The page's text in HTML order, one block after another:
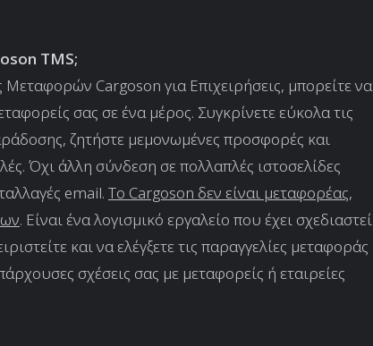
TMS;
Μεταφορών Cargoson για Επιχειρήσεις, μπορείτε να
σας σε ένα μέρος. Συγκρίνετε εύκολα τις
ζητήστε μεμονωμένες προσφορές και
Όχι άλλη σύνδεση σε πολλαπλές ιστοσελίδες
email. Το Cargoson δεν είναι μεταφορέας,
. Είναι ένα λογισμικό εργαλείο που έχει σχεδιαστεί
και να ελέγξετε τις παραγγελίες μεταφοράς
σχέσεις σας με μεταφορείς ή εταιρείες